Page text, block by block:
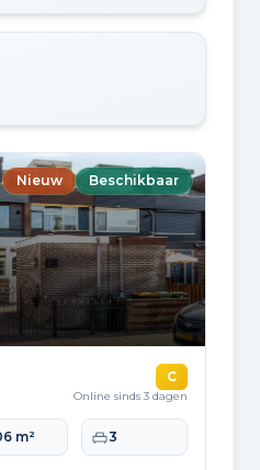
Nieuw Beschikbaar
C
Online sinds 3 dagen
m² Slaapkamers
3